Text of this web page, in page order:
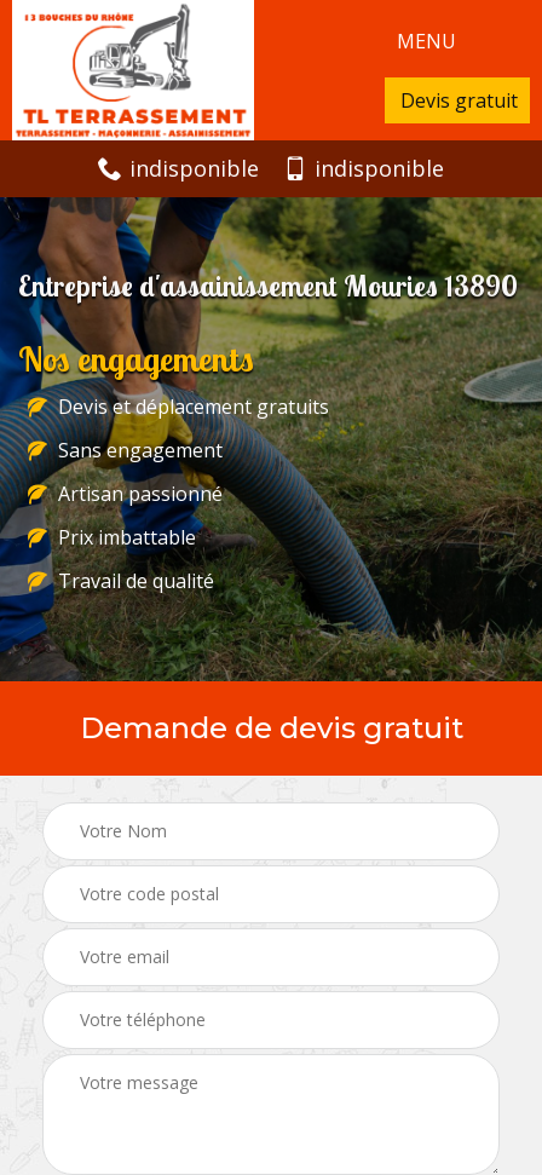
MENU
Devis gratuit
indisponible indisponible
Entreprise d'assainissement Mouries 13890
Nos engagements
Devis et déplacement gratuits
Sans engagement
Artisan passionné
Prix imbattable
Travail de qualité
Demande de devis gratuit